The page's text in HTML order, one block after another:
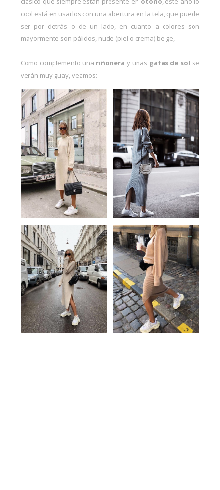
cool está en usarlos con una abertura en la tela, que puede
ser por detrás o de un lado, en cuanto a colores son
mayormente son pálidos, nude (piel o crema) beige,
Como complemento una riñoneray unas gafas de sol se
verán muy guay, veamos: